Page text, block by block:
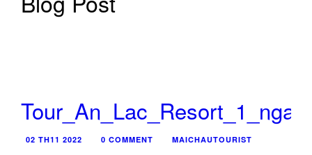
02 TH11 2022 0 COMMENT MAICHAUTOURIST